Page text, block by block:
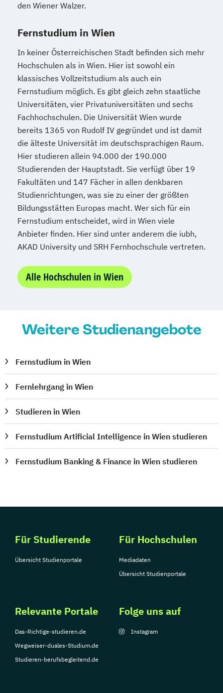
den Wiener Walzer.
Fernstudium in Wien
In keiner Österreichischen Stadt befinden sich mehr
Hochschulen als in Wien. Hier ist sowohl ein
klassisches Vollzeitstudium als auch ein
Fernstudium möglich. Es gibt gleich zehn staatliche
Universitäten, vier Privatuniversitäten und sechs
Fachhochschulen. Die Universität Wien wurde
bereits 1365 von Rudolf IV gegründet und ist damit
die älteste Universität im deutschsprachigen Raum.
Hier studieren allein 94.000 der 190.000
Studierenden der Hauptstadt. Sie verfügt über 19
Fakultäten und 147 Fächer in allen denkbaren
Studienrichtungen, was sie zu einer der größten
Bildungsstätten Europas macht. Wer sich für ein
Fernstudium entscheidet, wird in Wien viele
Anbieter finden. Hier sind unter anderem die iubh,
AKAD University und SRH Fernhochschule vertreten.
Alle Hochschulen in Wien
Weitere Studienangebote
Fernstudium in Wien
Fernlehrgang in Wien
Studieren in Wien
Fernstudium Artificial Intelligence in Wien studieren
Fernstudium Banking & Finance in Wien studieren
Für Studierende
Übersicht Studienportale
Für Hochschulen
Mediadaten
Übersicht Studienportale
Relevante Portale
Das-Richtige-studieren.de
Wegweiser-duales-Studium.de
Studieren-berufsbegleitend.de
Folge uns auf
Instagram